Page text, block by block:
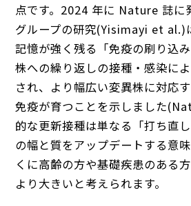
点です。2024 年に Nature 誌に
グループの研究(Yisimayi et al.)
記憶が強く残る「免疫の刷り込
株への繰り返しの接種・感染に
され、より幅広い変異株に対応
免疫が育つことを示しました
的な更新接種は単なる「打ち直
の幅と質をアップデートする意
くに高齢の方や基礎疾患のある
より大きいと考えられます。